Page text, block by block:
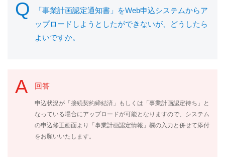
「事業計画認定通知書」をWeb申込システムからア
ップロードしようとしたができないが、どうしたら
よいですか。
回答
申込状況が「接続契約締結済」もしくは「事業計画認定待ち」と
なっている場合にアップロードが可能となりますので、システム
の申込修正画面より「事業計画認定情報」欄の入力と併せて添付
をお願いいたします。